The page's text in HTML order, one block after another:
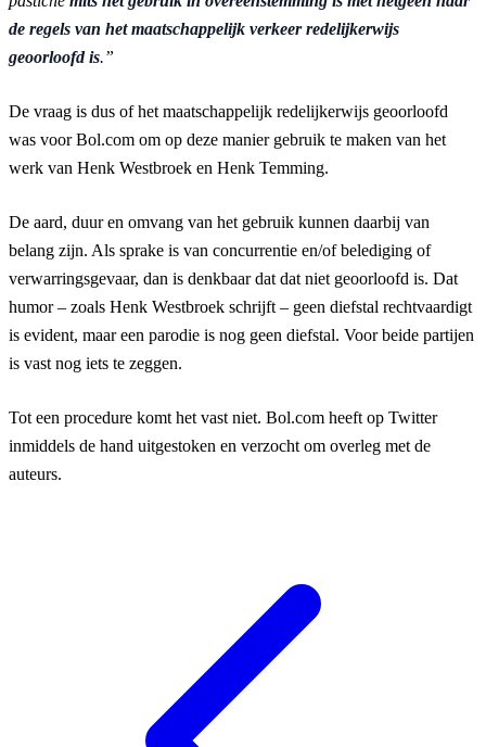
de regels van het maatschappelijk verkeer redelijkerwijs
geoorloofd is.”
De vraag is dus of het maatschappelijk redelijkerwijs geoorloofd
was voor Bol.com om op deze manier gebruik te maken van het
werk van Henk Westbroek en Henk Temming.
De aard, duur en omvang van het gebruik kunnen daarbij van
belang zijn. Als sprake is van concurrentie en/of belediging of
verwarringsgevaar, dan is denkbaar dat dat niet geoorloofd is. Dat
humor – zoals Henk Westbroek schrijft – geen diefstal rechtvaardigt
is evident, maar een parodie is nog geen diefstal. Voor beide partijen
is vast nog iets te zeggen.
Tot een procedure komt het vast niet. Bol.com heeft op Twitter
inmiddels de hand uitgestoken en verzocht om overleg met de
auteurs.